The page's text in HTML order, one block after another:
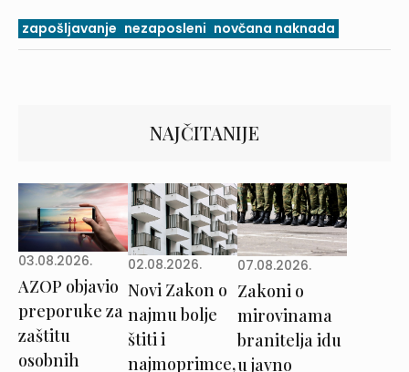
zapošljavanje nezaposleni novčana naknada
NAJČITANIJE
03.08.2026.
AZOP objavio
preporuke za
zaštitu
osobnih
02.08.2026.
Novi Zakon o
najmu bolje
štiti i
najmoprimce,
07.08.2026.
Zakoni o
mirovinama
branitelja idu
u javno